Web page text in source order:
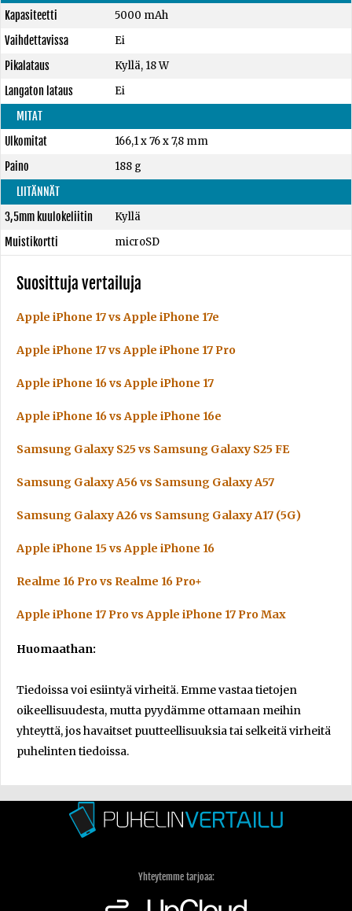
Kapasiteetti
5000 mAh
Vaihdettavissa
Ei
Pikalataus
Kyllä, 18 W
Langaton lataus
Ei
MITAT
Ulkomitat
166,1 x 76 x 7,8 mm
Paino
188 g
LIITÄNNÄT
3,5mm kuulokeliitin
Kyllä
Muistikortti
microSD
Suosittuja vertailuja
Apple iPhone 17 vs Apple iPhone 17e
Apple iPhone 17 vs Apple iPhone 17 Pro
Apple iPhone 16 vs Apple iPhone 17
Apple iPhone 16 vs Apple iPhone 16e
Samsung Galaxy S25 vs Samsung Galaxy S25 FE
Samsung Galaxy A56 vs Samsung Galaxy A57
Samsung Galaxy A26 vs Samsung Galaxy A17 (5G)
Apple iPhone 15 vs Apple iPhone 16
Realme 16 Pro vs Realme 16 Pro+
Apple iPhone 17 Pro vs Apple iPhone 17 Pro Max
Huomaathan:
Tiedoissa voi esiintyä virheitä. Emme vastaa tietojen
oikeellisuudesta, mutta pyydämme ottamaan meihin
yhteyttä, jos havaitset puutteellisuuksia tai selkeitä virheitä
puhelinten tiedoissa.
Yhteytemme tarjoaa: